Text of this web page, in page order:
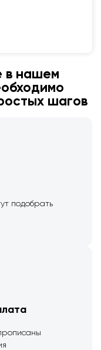
в нашем
шагов
подобрать